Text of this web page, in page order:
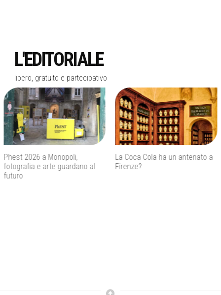
L'EDITORIALE
libero, gratuito e partecipativo
La Coca Cola ha un antenato a
Firenze?
Agenti IA e sicurezza, quando
l’autonomia diventa un rischio